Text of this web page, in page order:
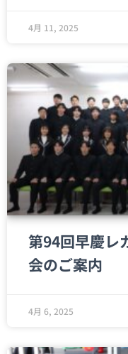
4月 11, 2025
第94回早慶レ
会のご案内
4月 6, 2025